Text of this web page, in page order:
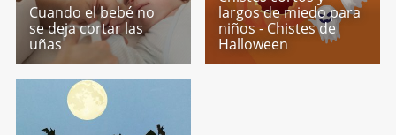
Cuando el bebé no
se deja cortar las
uñas
largos de miedo para
niños - Chistes de
Halloween